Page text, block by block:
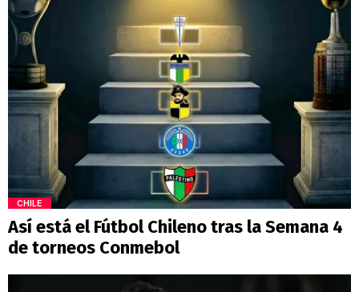
CHILE
Así está el Fútbol Chileno tras la Semana 4
de torneos Conmebol